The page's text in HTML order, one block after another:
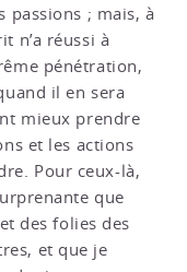
passions ; mais, à
n’a réussi à
pénétration,
il en sera
mieux prendre
et les actions
Pour ceux-là,
que
des folies des
et que je